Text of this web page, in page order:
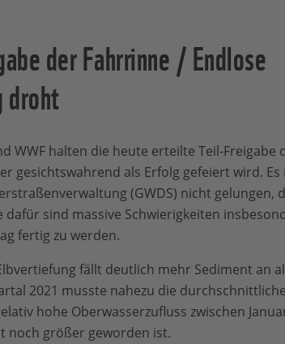
der Fahrrinne / Endlose
droht
WWF halten die heute erteilte Teil-Freigabe
gesichtswahrend als Erfolg gefeiert wird.
(GWDS) nicht gelungen,
sind massive Schwierigkeiten
fertig zu werden.
fällt deutlich mehr Sediment an
2021 musste nahezu die
hohe Oberwasserzufluss zwischen
noch größer geworden ist.